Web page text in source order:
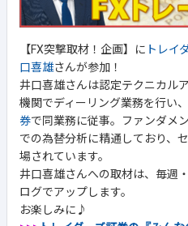
【FX突撃取材！企画】に トレイ
口喜雄さんが参加！
井口喜雄さんは認定テクニカル
機関でディーリング業務を行い
券で同業務に従事。ファンダメ
での為替分析に精通しており、
場されています。
井口喜雄さんへの取材は、毎週
ログでアップします。
お楽しみに♪